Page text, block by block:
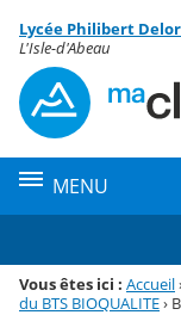
Menu de la
Contenu
Lycée Philibert
L'Isle-d'Abeau
MENU
Vous êtes ici : Accueil
du BTS BIOQUALITE›